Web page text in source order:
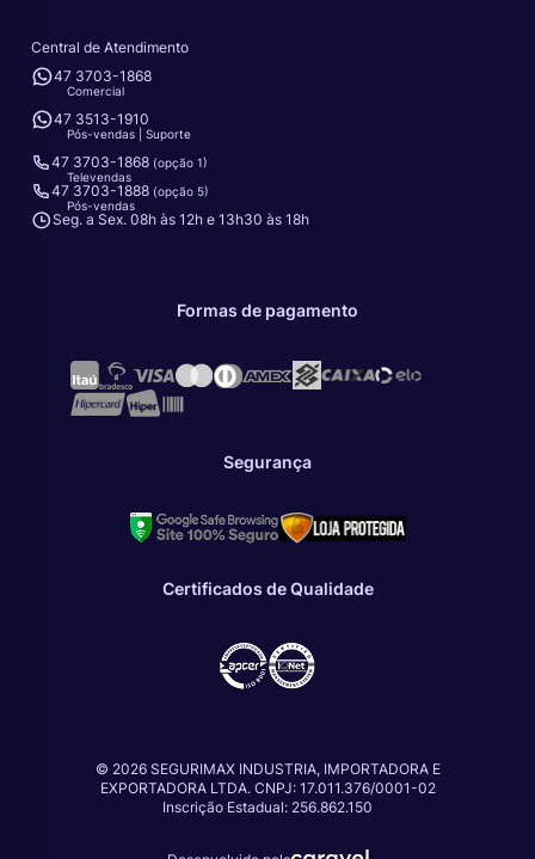
Central de Atendimento
47 3703-1868
Comercial
47 3513-1910
Pós-vendas | Suporte
47 3703-1868 (opção 1)
Televendas
47 3703-1888 (opção 5)
Pós-vendas
Seg. a Sex. 08h às 12h e 13h30 às 18h
Formas de pagamento
Segurança
Certificados de Qualidade
© 2026 SEGURIMAX INDUSTRIA, IMPORTADORA E
EXPORTADORA LTDA. CNPJ: 17.011.376/0001-02
Inscrição Estadual: 256.862.150